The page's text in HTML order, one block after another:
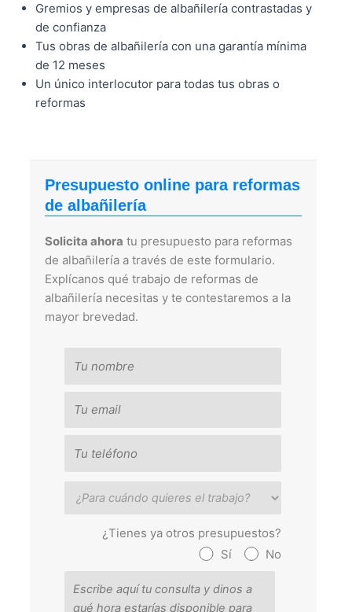
Gremios y empresas de albañilería contrastadas y
de confianza
Tus obras de albañilería con una garantía mínima
de 12 meses
Un único interlocutor para todas tus obras o
reformas
Presupuesto online para reformas
de albañilería
Solicita ahora tu presupuesto para reformas
de albañilería a través de este formulario.
Explícanos qué trabajo de reformas de
albañilería necesitas y te contestaremos a la
mayor brevedad.
¿Tienes ya otros presupuestos?
Sí
No